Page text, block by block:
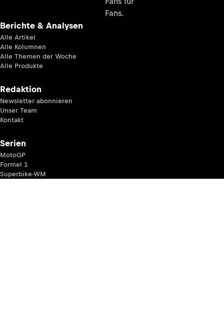
Fans.
Berichte & Analysen
Alle Artikel
Alle Kolumnen
Alle Themen der Woche
Alle Produkte
Redaktion
Newsletter abonnieren
Unser Team
Kontakt
Serien
MotoGP
Formel 1
Superbike-WM